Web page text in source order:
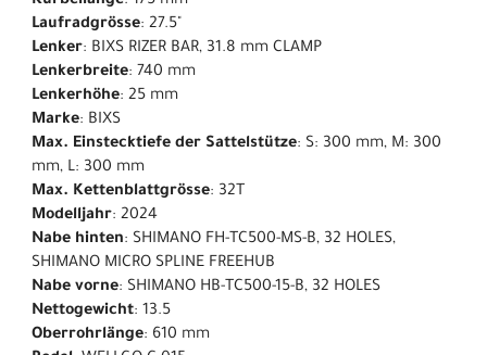
Laufradgrösse: 27.5"
Lenker: BIXS RIZER BAR, 31.8 mm CLAMP
Lenkerbreite: 740 mm
Lenkerhöhe: 25 mm
Marke: BIXS
Max. Einstecktiefe der Sattelstütze: S: 300 mm, M: 300
mm, L: 300 mm
Max. Kettenblattgrösse: 32T
Modelljahr: 2024
Nabe hinten: SHIMANO FH-TC500-MS-B, 32 HOLES,
SHIMANO MICRO SPLINE FREEHUB
Nabe vorne: SHIMANO HB-TC500-15-B, 32 HOLES
Nettogewicht: 13.5
Oberrohrlänge: 610 mm